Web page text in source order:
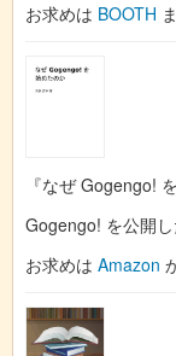
お求めは BOOTH
『なぜ Gogengo!
Gogengo! を公開し
お求めは Amazon